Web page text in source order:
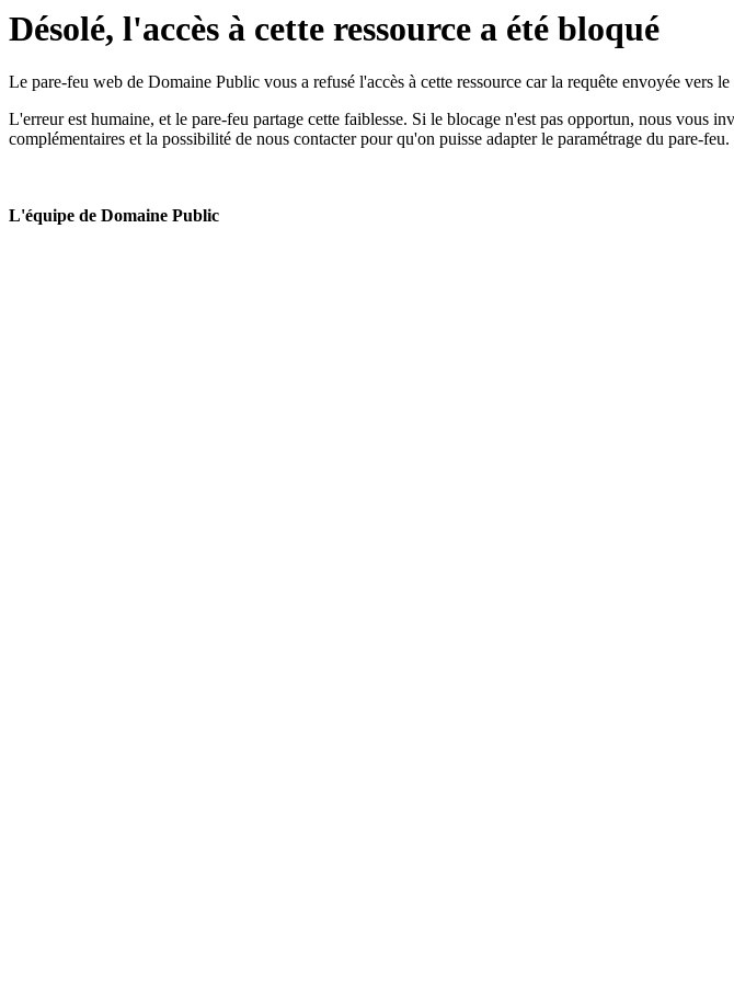
Désolé, l'accès à cette ressource a été bloqué
Le pare-feu web de Domaine Public vous a refusé l'accès à cette ressource car la requête envoyée vers le
L'erreur est humaine, et le pare-feu partage cette faiblesse. Si le blocage n'est pas opportun, nous vous
complémentaires et la possibilité de nous contacter pour qu'on puisse adapter le paramétrage du pare-feu.
L'équipe de Domaine Public